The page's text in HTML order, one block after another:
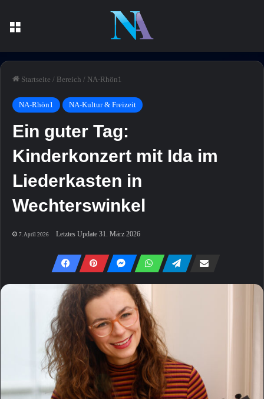
Startseite / Bereich / NA-Rhön1
NA-Rhön1 NA-Kultur & Freizeit
Ein guter Tag:
Kinderkonzert mit Ida im
Liederkasten in
Wechterswinkel
7. April 2026 Letztes Update 31. März 2026